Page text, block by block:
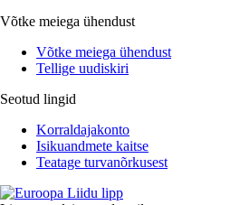
Võtke meiega ühendust
Võtke meiega ühendust
Tellige uudiskiri
Seotud lingid
Korraldajakonto
Isikuandmete kaitse
Teatage turvanõrkusest